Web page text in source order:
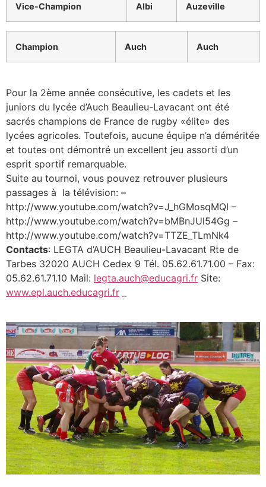
Vice-Champion Albi Auzeville
Champion Auch Auch
Pour la 2ème année consécutive, les cadets et les
juniors du lycée d’Auch Beaulieu-Lavacant ont été
sacrés champions de France de rugby «élite» des
lycées agricoles. Toutefois, aucune équipe n’a déméritée
et toutes ont démontré un excellent jeu assorti d’un
esprit sportif remarquable.
Suite au tournoi, vous pouvez retrouver plusieurs
passages à la télévision: –
http://www.youtube.com/watch?v=J_hGMosqMQI –
http://www.youtube.com/watch?v=bMBnJUl54Gg –
http://www.youtube.com/watch?v=TTZE_TLmNk4
Contacts: LEGTA d’AUCH Beaulieu-Lavacant Rte de
Tarbes 32020 AUCH Cedex 9 Tél. 05.62.61.71.00 – Fax:
05.62.61.71.10 Mail: legta.auch@educagri.fr Site:
www.epl.auch.educagri.fr